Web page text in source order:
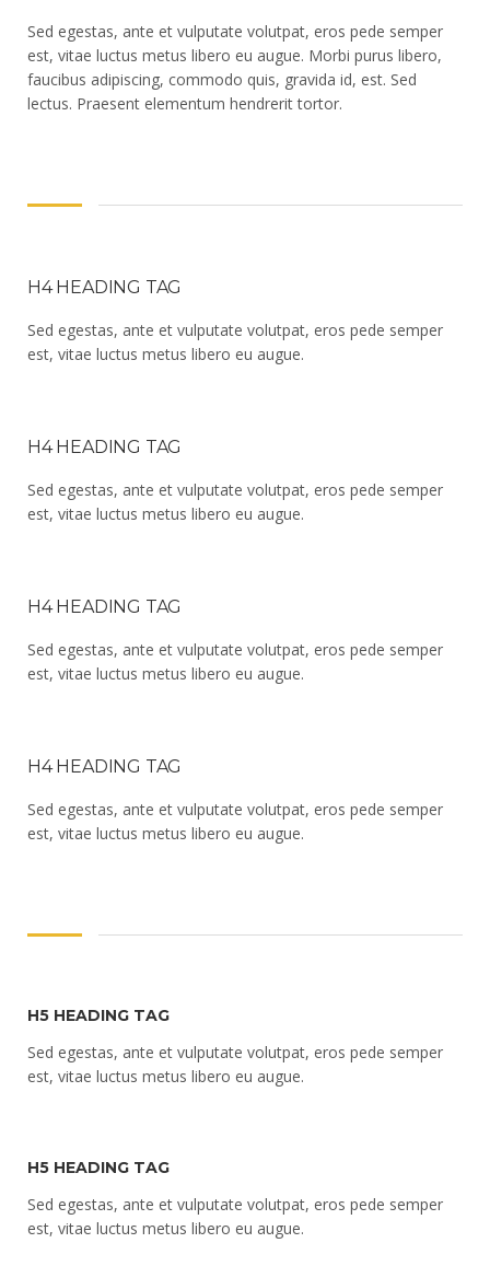
Sed egestas, ante et vulputate volutpat, eros pede semper
est, vitae luctus metus libero eu augue. Morbi purus libero,
faucibus adipiscing, commodo quis, gravida id, est. Sed
lectus. Praesent elementum hendrerit tortor.
H4 HEADING TAG
Sed egestas, ante et vulputate volutpat, eros pede semper
est, vitae luctus metus libero eu augue.
H4 HEADING TAG
Sed egestas, ante et vulputate volutpat, eros pede semper
est, vitae luctus metus libero eu augue.
H4 HEADING TAG
Sed egestas, ante et vulputate volutpat, eros pede semper
est, vitae luctus metus libero eu augue.
H4 HEADING TAG
Sed egestas, ante et vulputate volutpat, eros pede semper
est, vitae luctus metus libero eu augue.
H5 HEADING TAG
Sed egestas, ante et vulputate volutpat, eros pede semper
est, vitae luctus metus libero eu augue.
H5 HEADING TAG
Sed egestas, ante et vulputate volutpat, eros pede semper
est, vitae luctus metus libero eu augue.